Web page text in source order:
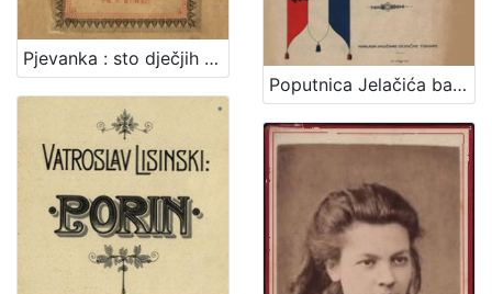
Pjevanka : sto dječjih popievaka za jedno grlo s napjevi, tekstom i metodičkim uvodom : za pučke škole i zabavišta / uredio Fr. Š. Kuhač
Poputnica Jelačića bana : u proslavu stogodišnjice rodjenja bana Josipa grofa Jelačića izdala Knjižara dioničke tiskare.